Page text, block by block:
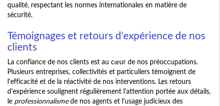
qualité, respectant les normes internationales en matière de
sécurité.
Témoignages et retours d'expérience de nos
clients
La confiance de nos clients est au cœur de nos préoccupations.
Plusieurs entreprises, collectivités et particuliers témoignent de
l'efficacité et de la réactivité de nos interventions. Les retours
d'expérience soulignent régulièrement l'attention portée aux détails,
le professionnalismede nos agents et l'usage judicieux des